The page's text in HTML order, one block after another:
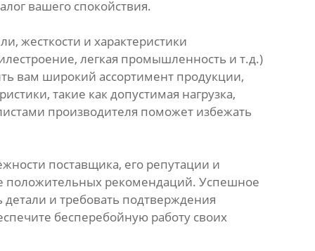
вашего спокойствия.
жесткости и характеристики
легкая промышленность и т.д.)
вам широкий ассортимент продукции,
такие как допустимая нагрузка,
производителя поможет избежать
поставщика, его репутации и
положительных рекомендаций. Успешное
и требовать подтверждения
бесперебойную работу своих